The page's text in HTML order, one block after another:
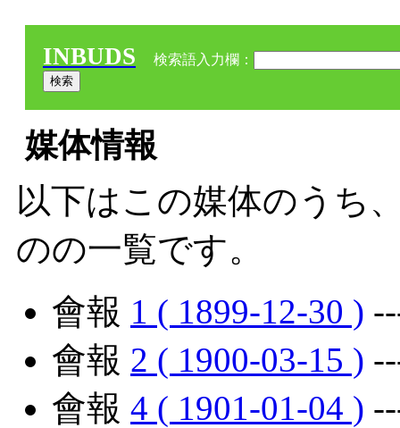
INBUDS 検索語入力欄：
媒体情報
以下はこの媒体のうち
のの一覧です。
會報 1 ( 1899-12-30 )
會報 2 ( 1900-03-15 )
會報 4 ( 1901-01-04 )